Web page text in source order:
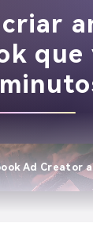
que
Ad Creator